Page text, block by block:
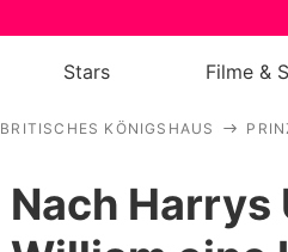
Stars Filme &
BRITISCHES KÖNIGSHAUS
Nach Harrys